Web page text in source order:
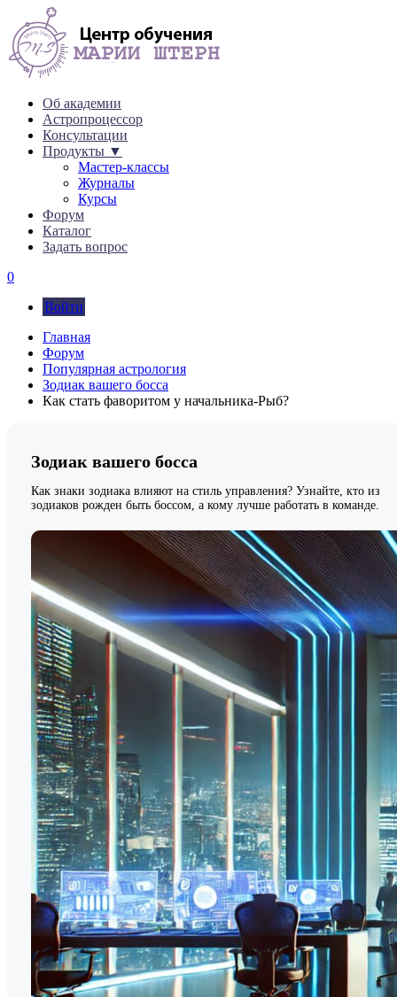
Об академии
Астропроцессор
Консультации
Продукты ▼
Мастер-классы
Журналы
Курсы
Форум
Каталог
Задать вопрос
0
Войти
Главная
Форум
Популярная астрология
Зодиак вашего босса
Как стать фаворитом у начальника-Рыб?
Зодиак вашего босса
Как знаки зодиака влияют на стиль управления? Узнайте, кто из
зодиаков рожден быть боссом, а кому лучше работать в команде.